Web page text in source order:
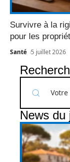
Survivre à la
pour les
Santé 5 juillet 2026
News du